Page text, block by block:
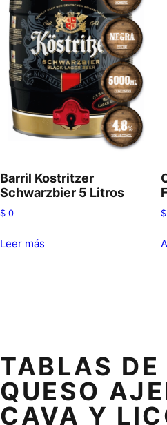
Barril Kostritzer
Schwarzbier 5 Litros
$ 0
Leer más
$
TABLAS DE
QUESO
CAVA Y